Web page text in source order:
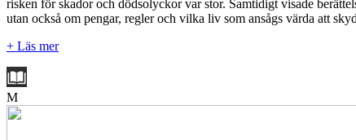
risken för skador och dödsolyckor var stor. Samtidigt visade
utan också om pengar, regler och vilka liv som ansågs värda att
+ Läs mer
M